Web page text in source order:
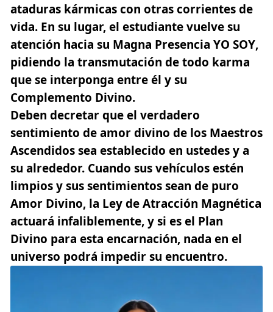
ataduras kármicas con otras corrientes de
vida. En su lugar, el estudiante vuelve su
atención hacia su Magna Presencia YO SOY,
pidiendo la transmutación de todo karma
que se interponga entre él y su
Complemento Divino.
Deben decretar que el verdadero
sentimiento de amor divino de los Maestros
Ascendidos sea establecido en ustedes y a
su alrededor. Cuando sus vehículos estén
limpios y sus sentimientos sean de puro
Amor Divino, la Ley de Atracción Magnética
actuará infaliblemente, y si es el Plan
Divino para esta encarnación, nada en el
universo podrá impedir su encuentro.